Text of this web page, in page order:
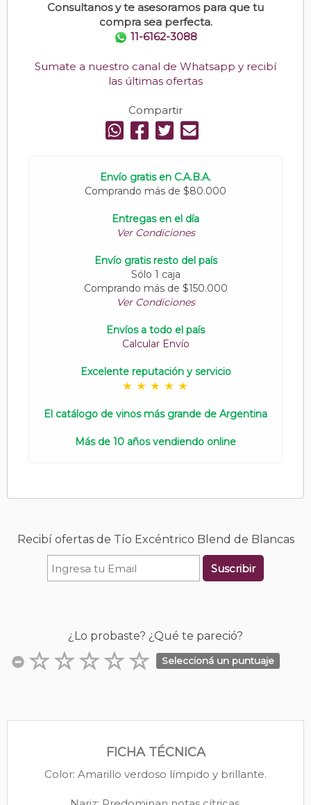
Consultanos y te asesoramos para que tu
compra sea perfecta.
11-6162-3088
Sumate a nuestro canal de Whatsapp y recibí
las últimas ofertas
Compartir
Envío gratis en C.A.B.A.
Comprando más de $80.000
Entregas en el día
Ver Condiciones
Envío gratis resto del país
Sólo 1 caja
Comprando más de $150.000
Ver Condiciones
Envíos a todo el país
Calcular Envío
Excelente reputación y servicio
El catálogo de vinos más grande de Argentina
Más de 10 años vendiendo online
Recibí ofertas de Tío Excéntrico Blend de Blancas
Suscribir
¿Lo probaste? ¿Qué te pareció?
Seleccioná un puntuaje
FICHA TÉCNICA
Color: Amarillo verdoso límpido y brillante.